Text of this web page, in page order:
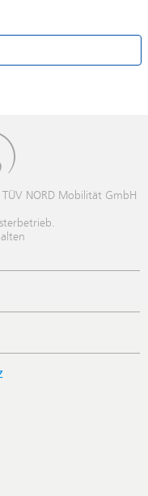
NORD Mobilität GmbH